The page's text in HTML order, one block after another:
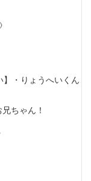
・りょうへいくん
ちゃん！